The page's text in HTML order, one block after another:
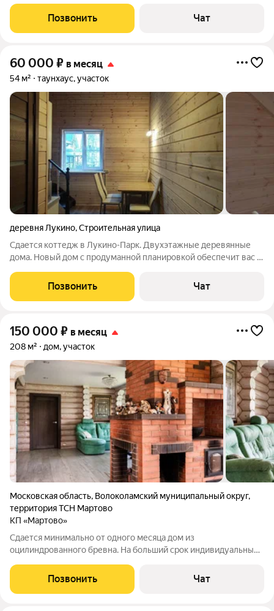
таунхаусов площадью 75 кв. м. Второй этаж тауна нежилой. В
соседнем таунхаусе живет постоянно
Позвонить Чат
60 000 ₽ в месяц
54 м² таунхаус, участок
деревня Лукино,Строительная улица
Сдается коттедж в Лукино-Парк. Двухэтажные деревянные
дома. Новый дом с продуманной планировкой обеспечит вас и
находится баня и беседка для пикника. Уборка и постельное
бельё оплачивается
Позвонить Чат
150 000 ₽ в месяц
208 м² дом, участок
Московская область, Волоколамский муниципальный округ,
территория ТСН Мартово
КП «Мартово»
Сдается минимально от одного месяца дом из
оцилиндрованного бревна. На больший срок индивидуальные
участок в КП Мартово (Волоколамский район МО) с охраной.
Очень тихое место, соседи только с одной
Позвонить Чат